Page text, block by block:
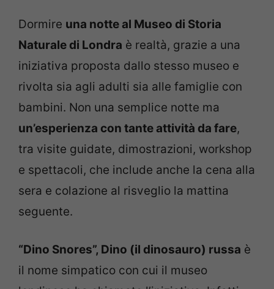
Dormire una notte al Museo di Storia
Naturale di Londra è realtà, grazie a una
iniziativa proposta dallo stesso museo e
rivolta sia agli adulti sia alle famiglie con
bambini. Non una semplice notte ma
un’esperienza con tante attività da fare,
tra visite guidate, dimostrazioni, workshop
e spettacoli, che include anche la cena alla
sera e colazione al risveglio la mattina
seguente.
“Dino Snores”, Dino (il dinosauro) russa è
il nome simpatico con cui il museo